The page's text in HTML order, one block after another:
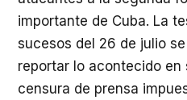
importante de Cuba. La
sucesos del 26 de julio
reportar lo acontecido en
censura de prensa